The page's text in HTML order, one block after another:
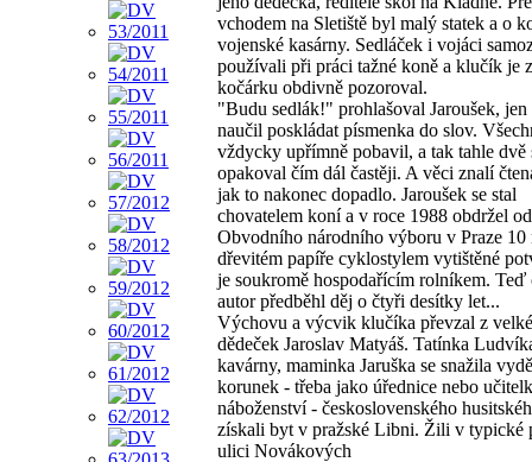
vchodem na Sletiště byl malý statek a o
vojenské kasárny. Sedláček i vojáci
používali při práci tažné koně a klučík je
kočárku obdivně pozoroval.
"Budu sedlák!" prohlašoval Jaroušek, jen
naučil poskládat písmenka do slov.
vždycky upřímně pobavil, a tak tahle dvě
opakoval čím dál častěji. A věci znalí
jak to nakonec dopadlo. Jaroušek se stal
chovatelem koní a v roce 1988 obdržel od
Obvodního národního výboru v Praze 10
dřevitém papíře cyklostylem vytištěné
je soukromě hospodařícím rolníkem. Teď
autor předběhl děj o čtyři desítky let...
Výchovu a výcvik klučíka převzal z
dědeček Jaroslav Matyáš. Tatínka
kavárny, maminka Jaruška se snažila
korunek - třeba jako úřednice nebo
náboženství - československého
získali byt v pražské Libni. Žili v typické
ulici Novákových